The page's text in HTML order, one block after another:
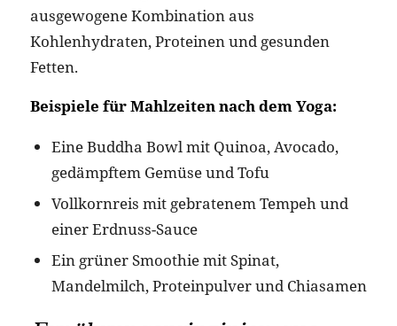
ausgewogene Kombination aus
Kohlenhydraten, Proteinen und gesunden
Fetten.
Beispiele für Mahlzeiten nach dem Yoga:
Eine Buddha Bowl mit Quinoa, Avocado,
gedämpftem Gemüse und Tofu
Vollkornreis mit gebratenem Tempeh und
einer Erdnuss-Sauce
Ein grüner Smoothie mit Spinat,
Mandelmilch, Proteinpulver und Chiasamen